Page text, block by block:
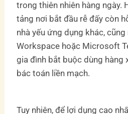
trong thiên nhiên hàng ngày.
tảng nơi bắt đầu rễ đấy còn
nhà yếu ứng dụng khác,
Workspace hoặc Microsoft
gia đình bắt buộc dùng hàng
bác toán liền mạch.
Tuy nhiên, để lợi dụng cao